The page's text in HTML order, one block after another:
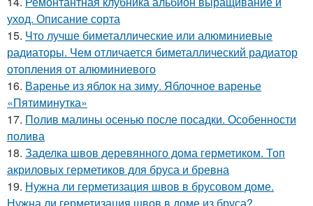
уход. Описание сорта
15. Что лучше биметаллические или алюминиевые
радиаторы. Чем отличается биметаллический радиатор
отопления от алюминиевого
16. Варенье из яблок на зиму. Яблочное варенье
«Пятиминутка»
17. Полив малины осенью после посадки. Особенности
полива
18. Заделка швов деревянного дома герметиком. Топ
акриловых герметиков для бруса и бревна
19. Нужна ли герметизация швов в брусовом доме.